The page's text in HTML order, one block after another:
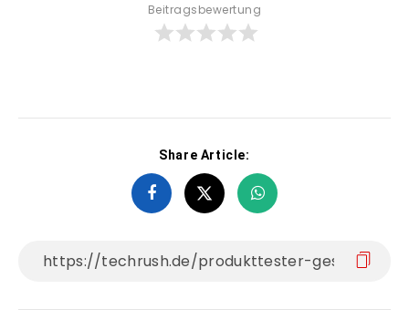
Beitragsbewertung
Share Article: